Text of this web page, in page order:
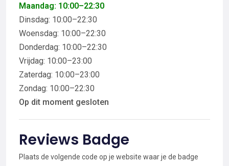
Maandag: 10:00–22:30
Dinsdag: 10:00–22:30
Woensdag: 10:00–22:30
Donderdag: 10:00–22:30
Vrijdag: 10:00–23:00
Zaterdag: 10:00–23:00
Zondag: 10:00–22:30
Op dit moment gesloten
Reviews Badge
Plaats de volgende code op je website waar je de badge